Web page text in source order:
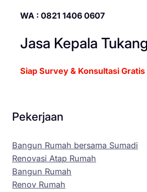
WA : 0821 1406 0607
Jasa Kepala Tukang
Siap Survey & Konsultasi Gratis
Pekerjaan
Bangun Rumah bersama Sumadi
Renovasi Atap Rumah
Bangun Rumah
Renov Rumah